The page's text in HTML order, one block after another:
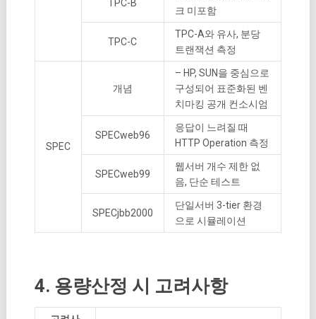
TPC-B
크 미포함
TPC-C
TPC-A와 유사, 분당
트랜잭션 측정
SPEC
개념
– HP, SUN을 중심으로
구성되어 표준화된 벤
치마킹 공개 컨소시엄
SPECweb96
응답이 느려질 때
HTTP Operation 측정
SPECweb99
웹서버 개수 제한 없
음, 단순 테스트
SPECjbb2000
단일서버 3-tier 환경
으로 시뮬레이션
4. 용량산정 시 고려사항